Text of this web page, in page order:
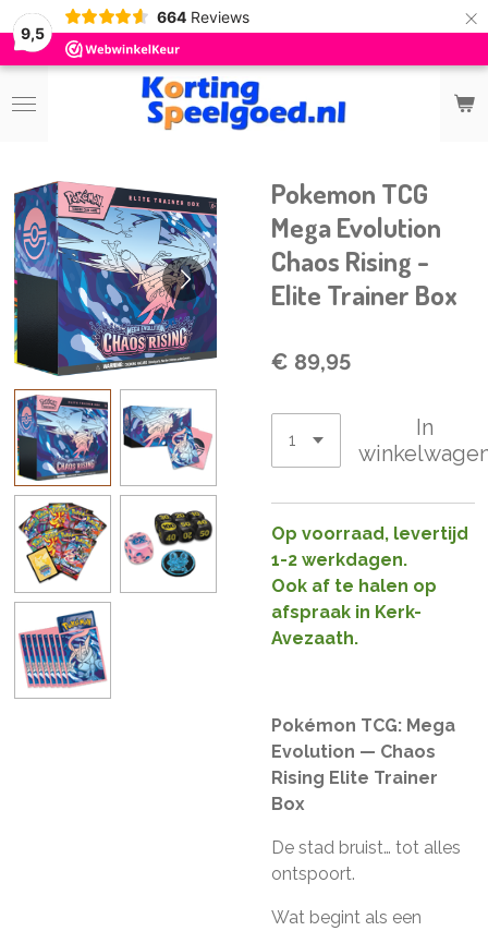
9,5
664 Reviews ×
Pokemon TCG
Mega Evolution
Chaos Rising -
Elite Trainer Box
€ 89,95
In
Op voorraad, levertijd
1-2 werkdagen.
Ook af te halen op
afspraak in Kerk-
Avezaath.
Pokémon TCG: Mega
Evolution — Chaos
Rising Elite Trainer
Box
De stad bruist… tot alles
ontspoort.
Wat begint als een